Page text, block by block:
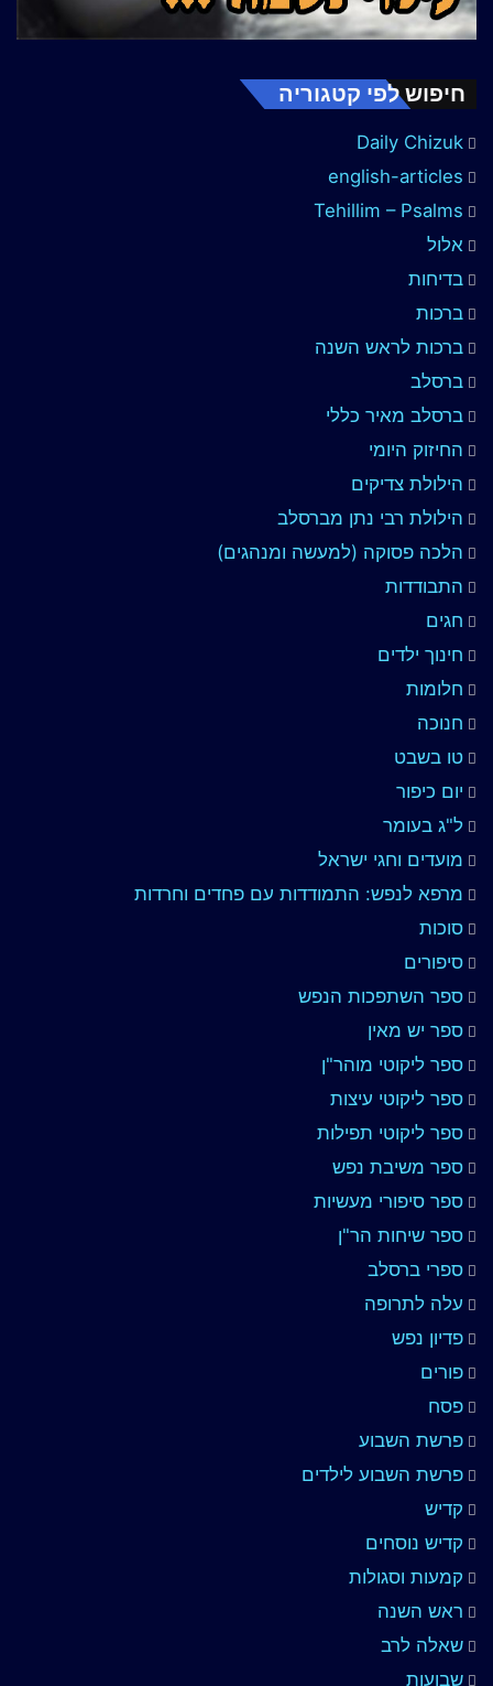
חיפוש לפי קטגוריה
Daily Chizuk
english-articles
Tehillim – Psalms
אלול
בדיחות
ברכות
ברכות לראש השנה
ברסלב
ברסלב מאיר כללי
החיזוק היומי
הילולת צדיקים
הילולת רבי נתן מברסלב
הלכה פסוקה (למעשה ומנהגים)
התבודדות
חגים
חינוך ילדים
חלומות
חנוכה
טו בשבט
יום כיפור
ל"ג בעומר
מועדים וחגי ישראל
מרפא לנפש: התמודדות עם פחדים וחרדות
סוכות
סיפורים
ספר השתפכות הנפש
ספר יש מאין
ספר ליקוטי מוהר"ן
ספר ליקוטי עיצות
ספר ליקוטי תפילות
ספר משיבת נפש
ספר סיפורי מעשיות
ספר שיחות הר"ן
ספרי ברסלב
עלה לתרופה
פדיון נפש
פורים
פסח
פרשת השבוע
פרשת השבוע לילדים
קדיש
קדיש נוסחים
קמעות וסגולות
ראש השנה
שאלה לרב
שבועות